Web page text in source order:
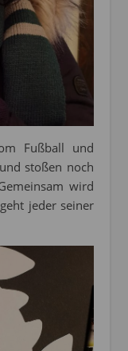
Fußball und
stoßen noch
wird
jeder seiner